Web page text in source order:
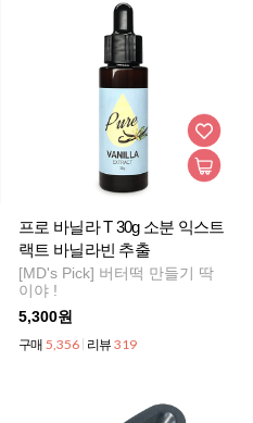
프로 바닐라 T 30g 소분 익스트
랙트 바닐라빈 추출
[MD's Pick] 버터떡 만들기 딱
이야 !
5,300원
구매 5,356 리뷰 319